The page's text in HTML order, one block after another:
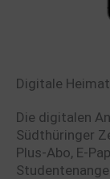
Digitale
Die digitalen
Südthüringer
Plus-Abo, E-